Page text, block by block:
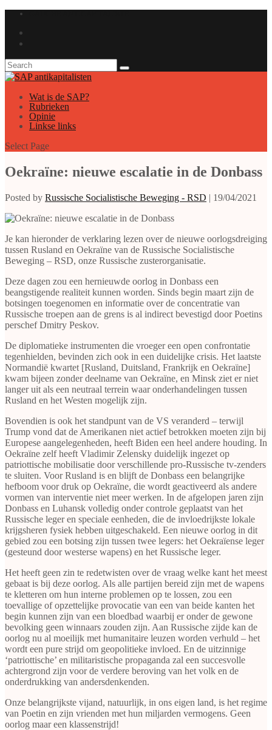
Wat is de SAP?
Rubrieken
Opinie
Linkse links
Select Page
Oekraïne: nieuwe escalatie in de Donbass
Posted by Russische Socialistische Beweging - RSD | 19/04/2021
Je kan hieronder de verklaring lezen over de nieuwe oorlogsdreiging
tussen Rusland en Oekraïne van de Russische Socialistische
Beweging – RSD, onze Russische zusterorganisatie.
Deze dagen zou een hernieuwde oorlog in Donbass een
beangstigende realiteit kunnen worden. Sinds begin maart zijn de
botsingen toegenomen en informatie over de concentratie van
Russische troepen aan de grens is al indirect bevestigd door Poetins
perschef Dmitry Peskov.
De diplomatieke instrumenten die vroeger een open confrontatie
tegenhielden, bevinden zich ook in een duidelijke crisis. Het laatste
Normandië kwartet [Rusland, Duitsland, Frankrijk en Oekraïne]
kwam bijeen zonder deelname van Oekraïne, en Minsk ziet er niet
langer uit als een neutraal terrein waar onderhandelingen tussen
Rusland en het Westen mogelijk zijn.
Bovendien is ook het standpunt van de VS veranderd – terwijl
Trump vond dat de Amerikanen niet actief betrokken moeten zijn bij
Europese aangelegenheden, heeft Biden een heel andere houding. In
Oekraïne zelf heeft Vladimir Zelensky duidelijk ingezet op
patriottische mobilisatie door verschillende pro-Russische tv-zenders
te sluiten. Voor Rusland is en blijft de Donbass een belangrijke
hefboom voor druk op Oekraïne, die wordt geactiveerd als andere
vormen van interventie niet meer werken. In de afgelopen jaren zijn
Donbass en Luhansk volledig onder controle geplaatst van het
Russische leger en speciale eenheden, die de invloedrijkste lokale
krijgsheren fysiek hebben uitgeschakeld. Een nieuwe oorlog in dit
gebied zou een botsing zijn tussen twee legers: het Oekraïense leger
(gesteund door westerse wapens) en het Russische leger.
Het heeft geen zin te redetwisten over de vraag welke kant het meest
gebaat is bij deze oorlog. Als alle partijen bereid zijn met de wapens
te kletteren om hun interne problemen op te lossen, zou een
toevallige of opzettelijke provocatie van een van beide kanten het
begin kunnen zijn van een bloedbad waarbij er onder de gewone
bevolking geen winnaars zouden zijn. Aan Russische zijde kan de
oorlog nu al moeilijk met humanitaire leuzen worden verhuld – het
wordt een pure strijd om geopolitieke invloed. En de uitzinnige
‘patriottische’ en militaristische propaganda zal een succesvolle
achtergrond zijn voor de verdere beroving van het volk en de
onderdrukking van andersdenkenden.
Onze belangrijkste vijand, natuurlijk, in ons eigen land, is het regime
van Poetin en zijn vrienden met hun miljarden vermogens. Geen
oorlog maar een klassenstrijd!